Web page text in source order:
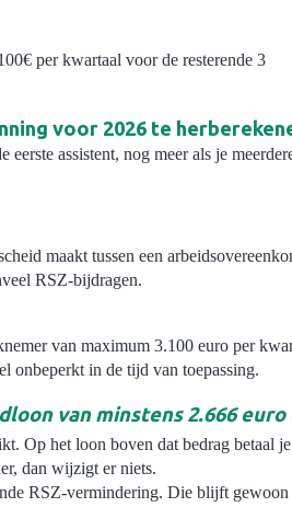
per kwartaal voor de resterende 3
voor 2026 te
assistent, nog meer als je
maakt tussen een
RSZ-bijdragen.
van maximum 3.100 euro per
onbeperkt in de tijd van toepassing.
van minstens 2.666 euro
Op het loon boven dat bedrag betaal
dan wijzigt er niets.
RSZ-vermindering. Die blijft gewoon